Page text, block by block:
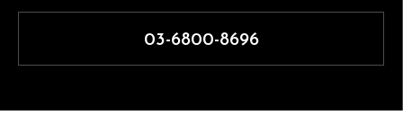
03-6800-8696